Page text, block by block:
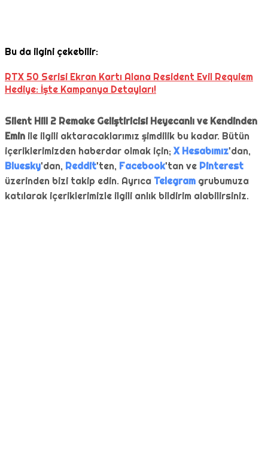
Bu da ilgini çekebilir:
RTX 50 Serisi Ekran Kartı Alana Resident Evil Requiem
Hediye: İşte Kampanya Detayları!
Silent Hill 2 Remake Geliştiricisi Heyecanlı ve Kendinden
Emin ile ilgili aktaracaklarımız şimdilik bu kadar. Bütün
içeriklerimizden haberdar olmak için; X Hesabımız'dan,
Bluesky'dan, Reddit'ten, Facebook'tan ve Pinterest
üzerinden bizi takip edin. Ayrıca Telegram grubumuza
katılarak içeriklerimizle ilgili anlık bildirim alabilirsiniz.